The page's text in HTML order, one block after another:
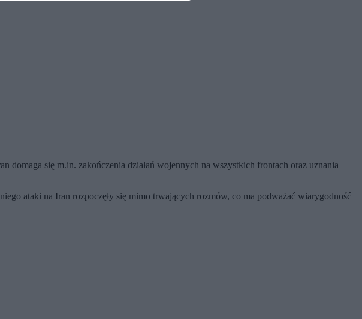
domaga się m.in. zakończenia działań wojennych na wszystkich frontach oraz uznania
niego ataki na Iran rozpoczęły się mimo trwających rozmów, co ma podważać wiarygodność